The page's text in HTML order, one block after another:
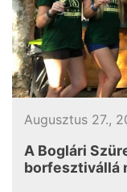
Augusztus 27.,
A Boglári
borfesztivállá